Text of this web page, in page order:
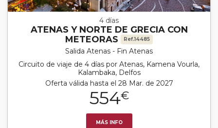
4 días
ATENAS Y NORTE DE GRECIA CON
METEORAS
Ref.14485
Salida Atenas - Fin Atenas
Circuito de viaje de 4 días por Atenas, Kamena Vourla,
Kalambaka, Delfos
Oferta válida hasta el 28 Mar. de 2027
554€
MÁS INFO